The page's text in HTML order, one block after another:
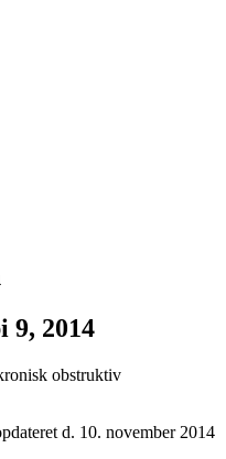
9, 2014
obstruktiv
d. 10. november 2014